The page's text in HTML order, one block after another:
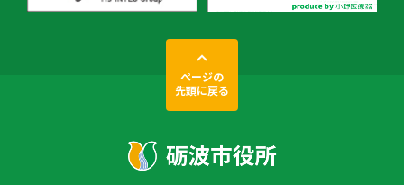
ページの
先頭に戻る